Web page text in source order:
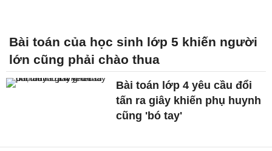
Bài toán của học sinh lớp 5 khiến người
lớn cũng phải chào thua
Bài toán lớp 4 yêu cầu đổi
tấn ra giây khiến phụ huynh
cũng 'bó tay'